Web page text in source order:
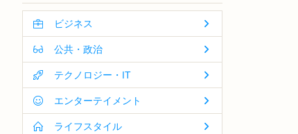
ビジネス
公共・政治
テクノロジー・IT
エンターテイメント
ライフスタイル